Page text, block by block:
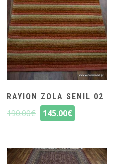
RAYION ZOLA SENIL 02
190.00€ 145.00€